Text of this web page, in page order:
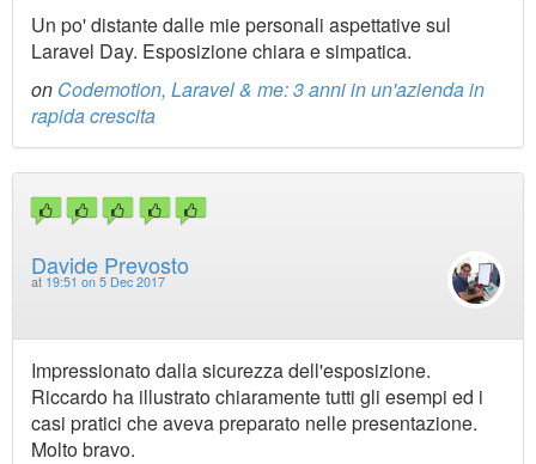
Un po' distante dalle mie personali aspettative sul
Laravel Day. Esposizione chiara e simpatica.
on Codemotion, Laravel & me: 3 anni in un'azienda in
rapida crescita
Davide Prevosto
at 19:51 on 5 Dec 2017
Impressionato dalla sicurezza dell'esposizione.
Riccardo ha illustrato chiaramente tutti gli esempi ed i
casi pratici che aveva preparato nelle presentazione.
Molto bravo.